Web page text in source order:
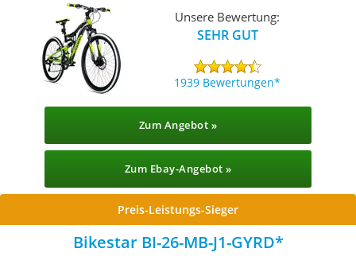
Unsere Bewertung:
SEHR GUT
1939 Bewertungen
Zum Angebot »
Zum Ebay-Angebot »
Preis-Leistungs-Sieger
Bikestar BI-26-MB-J1-GYRD